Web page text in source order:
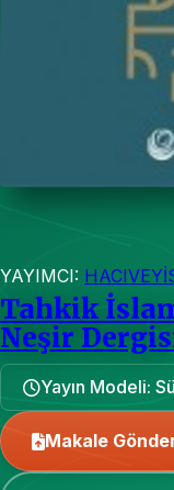
YAYIMCI:
Tahkik
Neşir
Yayın Modeli:
Makale